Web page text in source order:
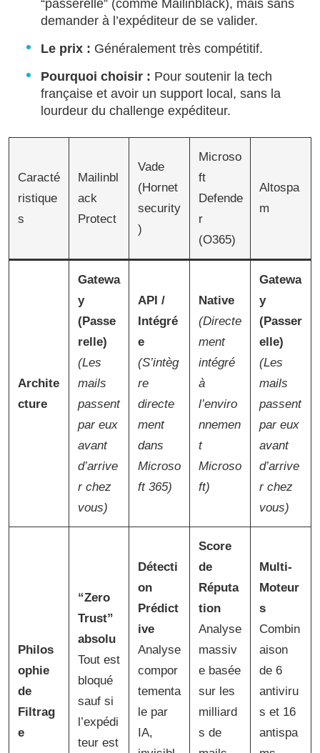
“passerelle” (comme Mailinblack), mais sans
demander à l’expéditeur de se valider.
Le prix : Généralement très compétitif.
Pourquoi choisir : Pour soutenir la tech
française et avoir un support local, sans la
lourdeur du challenge expéditeur.
Caracté
ristique
s
Mailinbl
ack
Protect
Vade
(Hornet
security
)
Microso
ft
Defende
r
(O365)
Altospa
m
Archite
cture
Gatewa
y
(Passe
relle)
(Les
mails
passent
par eux
avant
d’arrive
r chez
vous)
API /
Intégré
e
(S’intèg
re
directe
ment
dans
Microso
ft 365)
Native
(Directe
ment
intégré
à
l’enviro
nnemen
t
Microso
ft)
Gatewa
y
(Passer
elle)
(Les
mails
passent
par eux
avant
d’arrive
r chez
vous)
Philos
ophie
de
Filtrag
e
“Zero
Trust”
absolu
Tout est
bloqué
sauf si
l’expédi
teur est
Détecti
on
Prédict
ive
Analyse
compor
tementa
le par
IA,
Score
de
Réputa
tion
Analyse
massiv
e basée
sur les
milliard
s de
Multi-
Moteur
s
Combin
aison
de 6
antiviru
s et 16
antispa